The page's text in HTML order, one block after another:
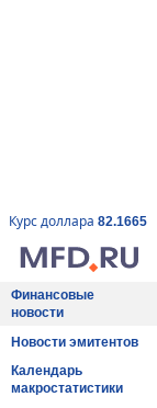
Курс доллара 82.1665
Финансовые
новости
Новости эмитентов
Календарь
макростатистики